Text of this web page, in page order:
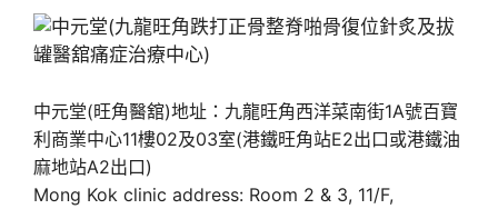
中元堂(旺角醫舘)地址：九龍旺角西洋菜南街1A號百寶
利商業中心11樓02及03室(港鐵旺角站E2出口或港鐵油
麻地站A2出口)
Mong Kok clinic address: Room 2 & 3, 11/F,